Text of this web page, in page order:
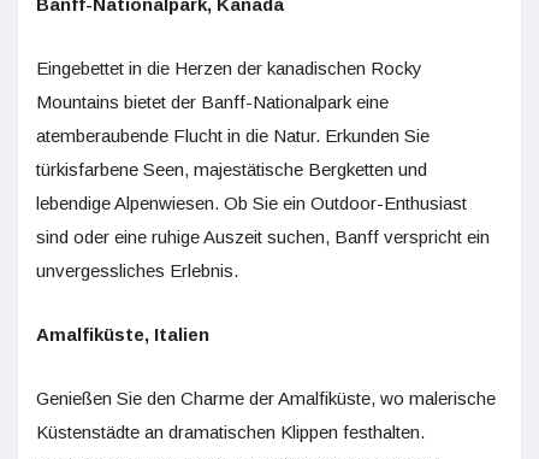
Banff-Nationalpark, Kanada
Eingebettet in die Herzen der kanadischen Rocky
Mountains bietet der Banff-Nationalpark eine
atemberaubende Flucht in die Natur. Erkunden Sie
türkisfarbene Seen, majestätische Bergketten und
lebendige Alpenwiesen. Ob Sie ein Outdoor-Enthusiast
sind oder eine ruhige Auszeit suchen, Banff verspricht ein
unvergessliches Erlebnis.
Amalfiküste, Italien
Genießen Sie den Charme der Amalfiküste, wo malerische
Küstenstädte an dramatischen Klippen festhalten.